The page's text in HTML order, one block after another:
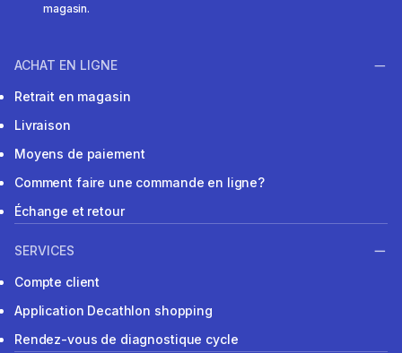
magasin.
ACHAT EN LIGNE
Retrait en magasin
Livraison
Moyens de paiement
Comment faire une commande en ligne?
Échange et retour
SERVICES
Compte client
Application Decathlon shopping
Rendez-vous de diagnostique cycle